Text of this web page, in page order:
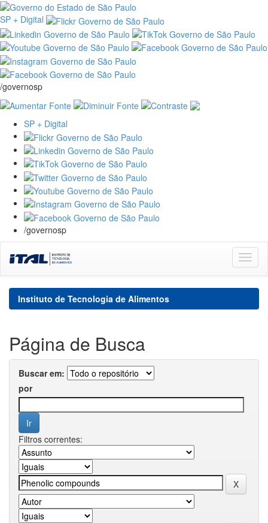
SP + Digital
/governosp
SP + Digital
/governosp
navigation
Instituto de Tecnologia de Alimentos
Página de Busca
Buscar em:
por
Filtros correntes: